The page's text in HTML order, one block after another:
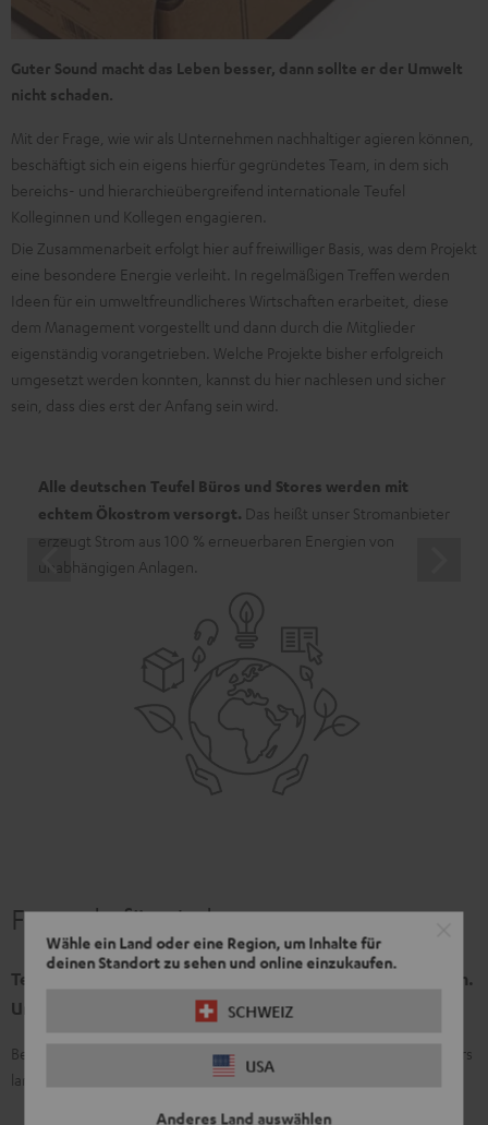
Wähle ein Land oder eine Region, um Inhalte für
deinen Standort zu sehen und online einzukaufen.
SCHWEIZ
USA
Anderes Land auswählen
Guter Sound macht das Leben besser, dann sollte er der Umwelt
nicht schaden.
Mit der Frage, wie wir als Unternehmen nachhaltiger agieren können,
beschäftigt sich ein eigens hierfür gegründetes Team, in dem sich
bereichs- und hierarchieübergreifend internationale Teufel
Kolleginnen und Kollegen engagieren.
Die Zusammenarbeit erfolgt hier auf freiwilliger Basis, was dem Projekt
eine besondere Energie verleiht. In regelmäßigen Treffen werden
Ideen für ein umweltfreundlicheres Wirtschaften erarbeitet, diese
dem Management vorgestellt und dann durch die Mitglieder
eigenständig vorangetrieben. Welche Projekte bisher erfolgreich
umgesetzt werden konnten, kannst du hier nachlesen und sicher
sein, dass dies erst der Anfang sein wird.
Alle deutschen Teufel Büros und Stores werden mit
echtem Ökostrom versorgt. Das heißt unser Stromanbieter
erzeugt Strom aus 100 % erneuerbaren Energien von
unabhängigen Anlagen.
Freunde fürs Leben
Teufel Produkte sollen heute für den besten Sound sorgen.
Und morgen. Und übermorgen.
Bei unseren Produkten setzen wir auf Wertigkeit, damit du besonders
lange Freude daran hast.